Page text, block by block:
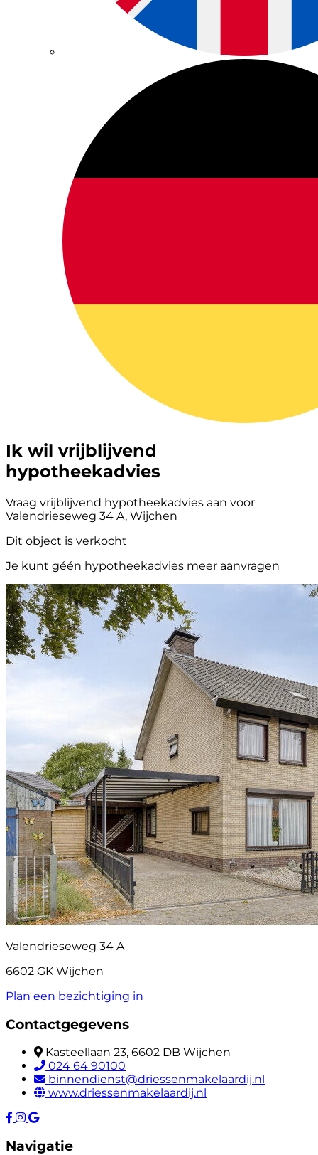
Ik wil vrijblijvend
hypotheekadvies
Vraag vrijblijvend hypotheekadvies aan voor
Valendrieseweg 34 A, Wijchen
Dit object is verkocht
Je kunt géén hypotheekadvies meer aanvragen
Valendrieseweg 34 A
6602 GK Wijchen
Plan een bezichtiging in
Contactgegevens
Kasteellaan 23, 6602 DB Wijchen
024 64 90100
binnendienst@driessenmakelaardij.nl
www.driessenmakelaardij.nl
Navigatie